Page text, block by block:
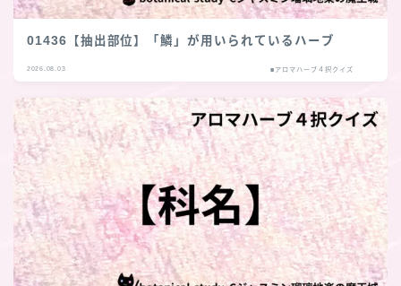
01436【抽出部位】「鱗」が用いられているハーブ
2026.08.03 ■アロマハーブ４択クイズ